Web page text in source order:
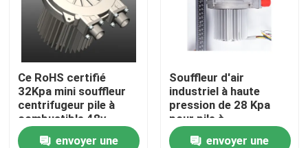
Souffleur d'air industriel
Souffleur d'air médical
Souffleur d'air CPAP
Mini souffleur d'air
Ce RoHS certifié
32Kpa mini souffleur
centrifugeur pile à
combustible 48v
ventilateur
envoyer une
Souffleur d'air
industriel à haute
pression de 28 Kpa
pour pile à
combustible de 10 kW
envoyer une